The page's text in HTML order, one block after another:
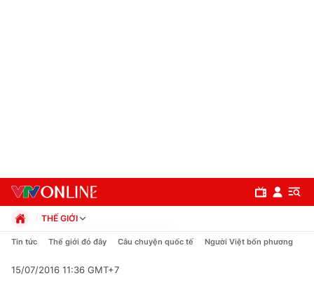
THẾ GIỚI
Chính trị
Pháp luật
Tin tức Thế giới đó đây Câu chuyện quốc tế Người Việt bốn phương
15/07/2016 11:36 GMT+7